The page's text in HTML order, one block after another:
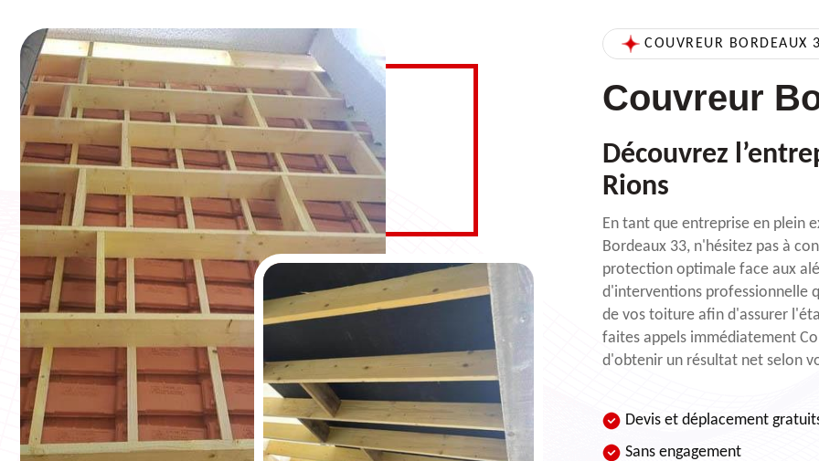
COUVREUR BORDEAUX
Couvreur
Découvrez
Rions
En tant que entreprise en plein
Bordeaux 33, n'hésitez pas à
protection optimale face aux
d'interventions professionnelle
de vos toiture afin d'assurer
faites appels immédiatement
d'obtenir un résultat net selon
Devis et déplacement
Sans engagement